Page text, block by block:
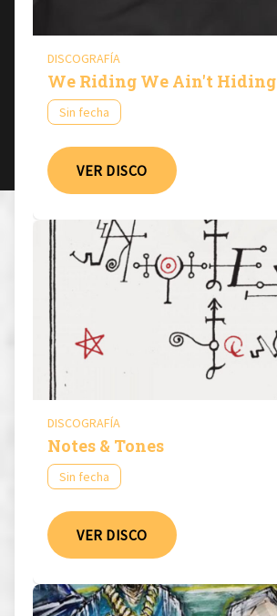
DISCOGRAFÍA
We Riding We Ain't Hiding
Sin fecha
VER DISCO
DISCOGRAFÍA
Notes & Tones
Sin fecha
VER DISCO